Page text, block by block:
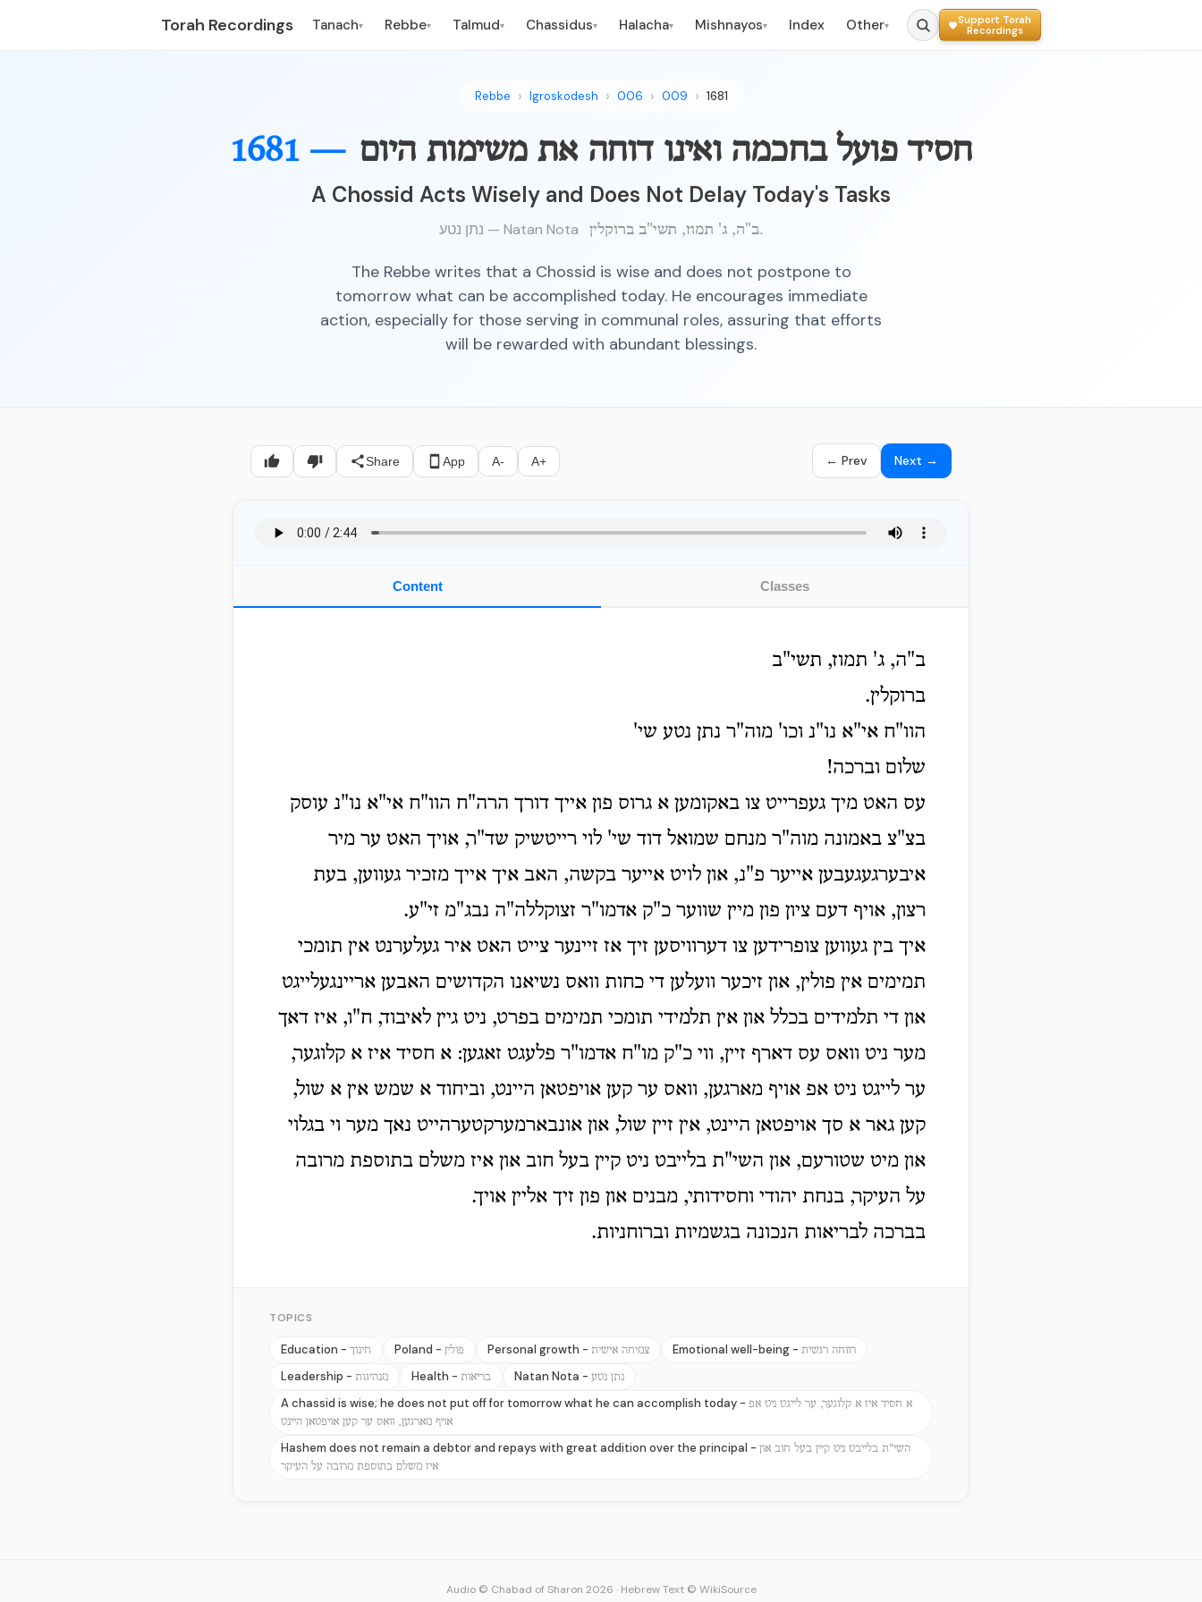
Torah Recordings Tanach▾ Rebbe▾ Talmud▾ Chassidus▾ Halacha▾ Mishnayos▾ Index Other▾
Support Torah
Recordings
Rebbe Igroskodesh 006 009 1681
1681 — חסיד פועל בחכמה ואינו דוחה את משימות היום
A Chossid Acts Wisely and Does Not Delay Today's Tasks
נתן נטע — Natan Nota ב"ה, ג' תמוז, תשי"ב ברוקלין.
The Rebbe writes that a Chossid is wise and does not postpone to
tomorrow what can be accomplished today. He encourages immediate
action, especially for those serving in communal roles, assuring that efforts
will be rewarded with abundant blessings.
Share App A- A+ ← Prev Next →
Content Classes
ב"ה, ג' תמוז, תשי"ב
ברוקלין.
הוו"ח אי"א נו"נ וכו' מוה"ר נתן נטע שי'
שלום וברכה!
עס האט מיך געפרייט צו באקומען א גרוס פון אייך דורך הרה"ח הוו"ח אי"א נו"נ עוסק
בצ"צ באמונה מוה"ר מנחם שמואל דוד שי' לוי רייטשיק שד"ר, אויך האט ער מיר
איבערגעגעבען אייער פ"נ, און לויט אייער בקשה, האב איך אייך מזכיר געווען, בעת
רצון, אויף דעם ציון פון מיין שווער כ"ק אדמו"ר זצוקללה"ה נבג"מ זי"ע.
איך בין געווען צופרידען צו דערוויסען זיך אז זיינער צייט האט איר געלערנט אין תומכי
תמימים אין פולין, און זיכער וועלען די כחות וואס נשיאנו הקדושים האבען אריינגעלייגט
און די תלמידים בכלל און אין תלמידי תומכי תמימים בפרט, ניט גיין לאיבוד, ח"ו, איז דאך
מער ניט וואס עס דארף זיין, ווי כ"ק מו"ח אדמו"ר פלעגט זאגען: א חסיד איז א קלוגער,
ער לייגט ניט אפ אויף מארגען, וואס ער קען אויפטאן היינט, וביחוד א שמש אין א שול,
קען גאר א סך אויפטאן היינט, אין זיין שול, און אונבארמערקטערהייט נאך מער וי בגלוי
און מיט שטורעם, און השי"ת בלייבט ניט קיין בעל חוב און איז משלם בתוספת מרובה
על העיקר, בנחת יהודי וחסידותי, מבנים און פון זיך אליין אויך.
בברכה לבריאות הנכונה בגשמיות וברוחניות.
TOPICS
Education - חינוך Poland - פולין Personal growth - צמיחה אישית Emotional well-being - רווחה רגשית
Leadership - מנהיגות Health - בריאות Natan Nota - נתן נטע
A chassid is wise; he does not put off for tomorrow what he can accomplish today - א חסיד איז א קלוגער, ער לייגט ניט אפ
אויף מארגען, וואס ער קען אויפטאן היינט
Hashem does not remain a debtor and repays with great addition over the principal - השי"ת בלייבט ניט קיין בעל חוב און
איז משלם בתוספת מרובה על העיקר
Audio © Chabad of Sharon 2026 · Hebrew Text © WikiSource